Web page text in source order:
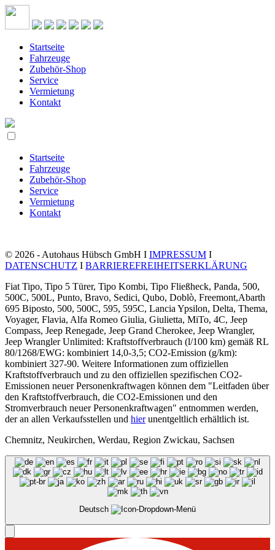
Startseite
Fahrzeuge
Zubehör-Shop
Service
Vermietung
Kontakt
Startseite
Fahrzeuge
Zubehör-Shop
Service
Vermietung
Kontakt
© 2026 - Autohaus Hübsch GmbH I IMPRESSUM I
DATENSCHUTZ I BARRIEREFREIHEITSERKLÄRUNG
Fiat Tipo, Tipo 5 Türer, Tipo Kombi, Tipo Fließheck, Panda, 500,
500C, 500L, Punto, Bravo, Sedici, Qubo, Doblò, Freemont,Abarth
695 Biposto, 500, 500C, 595, 595C, Lancia Ypsilon, Delta, Thema,
Voyager, Flavia, Alfa Romeo Giulia, Giulietta, MiTo, 4C, Jeep
Compass, Jeep Renegade, Jeep Grand Cherokee, Jeep Wrangler,
Jeep Wrangler Unlimited: Kraftstoffverbrauch (l/100 km) gemäß RL
80/1268/EWG: kombiniert 14,0-3,5; CO2-Emission (g/km):
kombiniert 327-90. Weitere Informationen zum offiziellen
Kraftstoffverbrauch und zu den offiziellen spezifischen CO2-
Emissionen neuer Personenkraftwagen können dem "Leitfaden über
den Kraftstoffverbrauch, die CO2-Emissionen und den
Stromverbrauch neuer Personenkraftwagen" entnommen werden,
der an allen Verkaufsstellen und hierunentgeltlich erhältlich ist.
Chemnitz, Neukirchen, Werdau, Region Zwickau, Sachsen
Deutsch